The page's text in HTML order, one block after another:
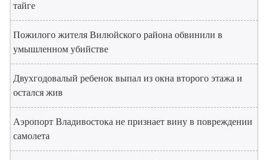
тайге
Пожилого жителя Вилюйского района обвинили в
умышленном убийстве
Двухгодовалый ребенок выпал из окна второго этажа и
остался жив
Аэропорт Владивостока не признает вину в повреждении
самолета